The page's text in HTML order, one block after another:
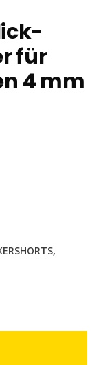
für
4 mm
,